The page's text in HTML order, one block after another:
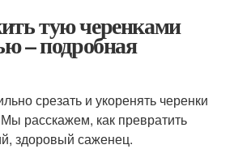
тую черенками
– подробная
срезать и укоренять черенки
расскажем, как превратить
здоровый саженец.